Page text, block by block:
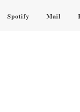
Spotify Mail